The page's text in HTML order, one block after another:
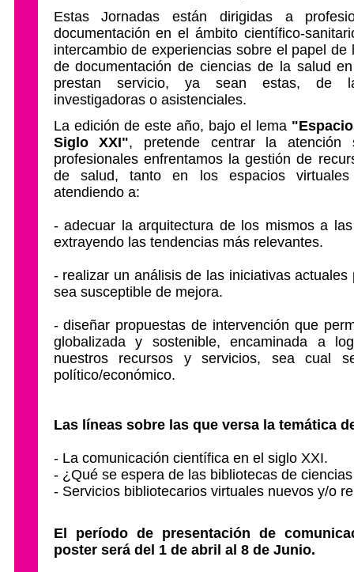
Estas Jornadas están dirigidas a
documentación en el ámbito científico-
intercambio de experiencias sobre el papel
de documentación de ciencias de la salud
prestan servicio, ya sean estas, de la
investigadoras o asistenciales.
La edición de este año, bajo el lema
Siglo XXI", pretende centrar la
profesionales enfrentamos la gestión de
de salud, tanto en los espacios
atendiendo a:
- adecuar la arquitectura de los mismos a
extrayendo las tendencias más relevantes.
- realizar un análisis de las iniciativas
sea susceptible de mejora.
- diseñar propuestas de intervención que
globalizada y sostenible, encaminada a
nuestros recursos y servicios, sea cual
político/económico.
Las líneas sobre las que versa la temática
- La comunicación científica en el siglo XXI.
- ¿Qué se espera de las bibliotecas de
- Servicios bibliotecarios virtuales nuevos y/o
El período de presentación de
poster será del 1 de abril al 8 de Junio.